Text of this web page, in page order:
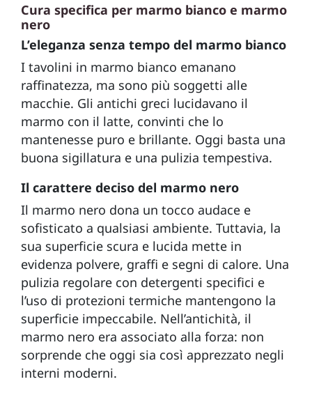
Cura specifica per marmo bianco e marmo
nero
L’eleganza senza tempo del marmo bianco
I tavolini in marmo bianco emanano
raffinatezza, ma sono più soggetti alle
macchie. Gli antichi greci lucidavano il
marmo con il latte, convinti che lo
mantenesse puro e brillante. Oggi basta una
buona sigillatura e una pulizia tempestiva.
Il carattere deciso del marmo nero
Il marmo nero dona un tocco audace e
sofisticato a qualsiasi ambiente. Tuttavia, la
sua superficie scura e lucida mette in
evidenza polvere, graffi e segni di calore. Una
pulizia regolare con detergenti specifici e
l’uso di protezioni termiche mantengono la
superficie impeccabile. Nell’antichità, il
marmo nero era associato alla forza: non
sorprende che oggi sia così apprezzato negli
interni moderni.